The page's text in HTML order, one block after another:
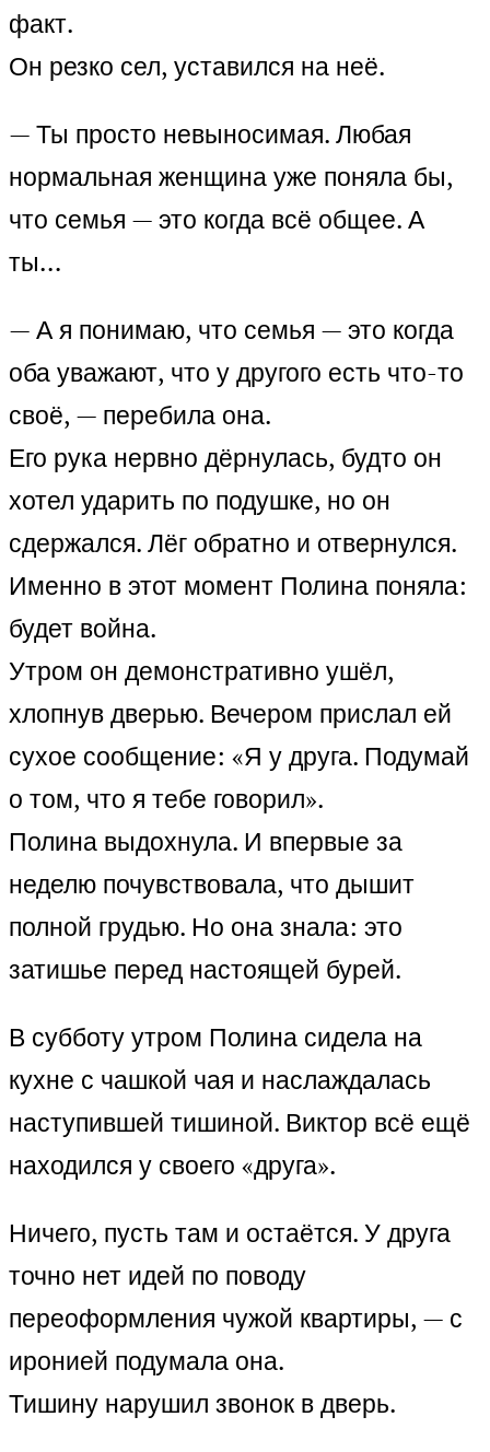
факт.
Он резко сел, уставился на неё.
— Ты просто невыносимая. Любая
нормальная женщина уже поняла бы,
что семья — это когда всё общее. А
ты…
— А я понимаю, что семья — это когда
оба уважают, что у другого есть что-то
своё, — перебила она.
Его рука нервно дёрнулась, будто он
хотел ударить по подушке, но он
сдержался. Лёг обратно и отвернулся.
Именно в этот момент Полина поняла:
будет война.
Утром он демонстративно ушёл,
хлопнув дверью. Вечером прислал ей
сухое сообщение: «Я у друга. Подумай
о том, что я тебе говорил».
Полина выдохнула. И впервые за
неделю почувствовала, что дышит
полной грудью. Но она знала: это
затишье перед настоящей бурей.
В субботу утром Полина сидела на
кухне с чашкой чая и наслаждалась
наступившей тишиной. Виктор всё ещё
находился у своего «друга».
Ничего, пусть там и остаётся. У друга
точно нет идей по поводу
переоформления чужой квартиры, — с
иронией подумала она.
Тишину нарушил звонок в дверь.